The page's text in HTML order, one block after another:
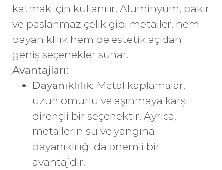
katmak için kullanılır. Alüminyum, bakır
ve paslanmaz çelik gibi metaller, hem
dayanıklılık hem de estetik açıdan
geniş seçenekler sunar.
Avantajları:
Dayanıklılık: Metal kaplamalar,
uzun ömürlü ve aşınmaya karşı
dirençli bir seçenektir. Ayrıca,
metallerin su ve yangına
dayanıklılığı da önemli bir
avantajdır.